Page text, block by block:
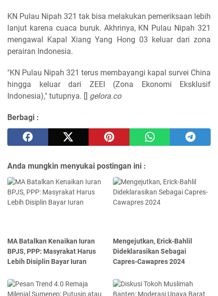
KN Pulau Nipah 321 tak bisa melakukan pemeriksaan lebih
lanjut karena cuaca buruk. Akhrinya, KN Pulau Nipah 321
mengawal Kapal Xiang Yang Hong 03 keluar dari zona
perairan Indonesia.
"KN Pulau Nipah 321 terus membayangi kapal survei China
hingga keluar dari ZEEI (Zona Ekonomi Eksklusif
Indonesia)," tutupnya. [] gelora.co
Berbagi :
Anda mungkin menyukai postingan ini :
MA Batalkan Kenaikan Iuran
BPJS, PPP: Masyrakat Harus
Lebih Disiplin Bayar Iuran
Mengejutkan, Erick-Bahlil
Dideklarasikan Sebagai
Capres-Cawapres 2024